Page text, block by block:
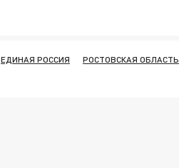
ЕДИНАЯ РОССИЯ РОСТОВСКАЯ ОБЛАСТЬ